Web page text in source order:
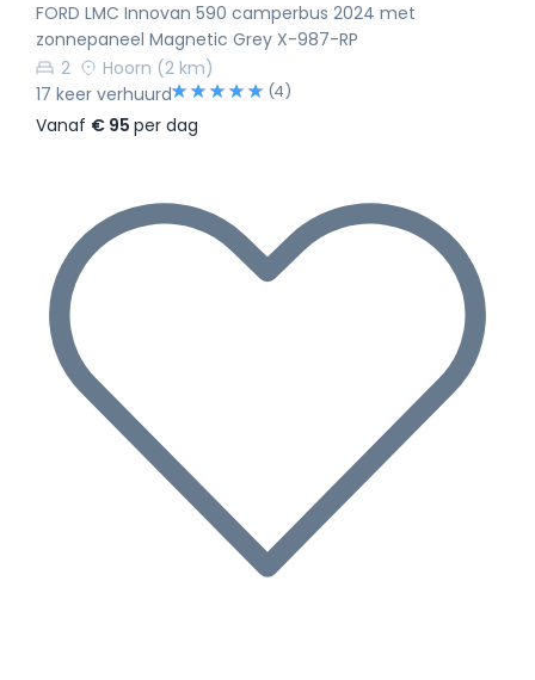
FORD LMC Innovan 590 camperbus 2024 met
zonnepaneel Magnetic Grey X-987-RP
2
Hoorn (2 km)
17 keer verhuurd
(4)
Vanaf € 95 per dag